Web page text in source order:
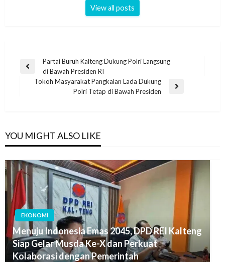
View all posts
Partai Buruh Kalteng Dukung Polri Langsung
di Bawah Presiden RI
Tokoh Masyarakat Pangkalan Lada Dukung
Polri Tetap di Bawah Presiden
YOU MIGHT ALSO LIKE
EKONOMI
Menuju Indonesia Emas 2045, DPD REI Kalteng
Siap Gelar Musda Ke-X dan Perkuat
Kolaborasi dengan Pemerintah